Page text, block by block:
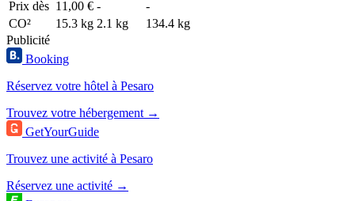
Prix dès 11,00 € -
-
CO²
15.3 kg 2.1 kg
134.4 kg
Publicité
Booking
Réservez votre hôtel à Pesaro
Trouvez votre hébergement →
GetYourGuide
Trouvez une activité à Pesaro
Réservez une activité →